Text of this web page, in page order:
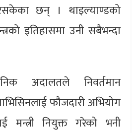
छन् । थाइल्याण्डको
इतिहासमा उनी सबैभन्दा
अदालतले निवर्तमान
थाभिसिनलाई फौजदारी अभियोग
मन्त्री नियुक्त गरेको भनी